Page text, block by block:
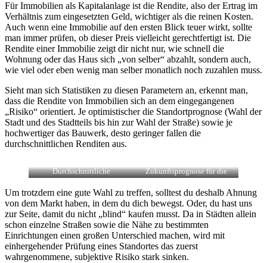
Für Immobilien als Kapitalanlage ist die Rendite, also der Ertrag im
Verhältnis zum eingesetzten Geld, wichtiger als die reinen Kosten.
Auch wenn eine Immobilie auf den ersten Blick teuer wirkt, sollte
man immer prüfen, ob dieser Preis vielleicht gerechtfertigt ist. Die
Rendite einer Immobilie zeigt dir nicht nur, wie schnell die
Wohnung oder das Haus sich „von selber“ abzahlt, sondern auch,
wie viel oder eben wenig man selber monatlich noch zuzahlen muss.
Sieht man sich Statistiken zu diesen Parametern an, erkennt man,
dass die Rendite von Immobilien sich an dem eingegangenen
„Risiko“ orientiert. Je optimistischer die Standortprognose (Wahl der
Stadt und des Stadtteils bis hin zur Wahl der Straße) sowie je
hochwertiger das Bauwerk, desto geringer fallen die
durchschnittlichen Renditen aus.
Durchschnittliche
Quadratmeterpreise in
Deutschland. Quelle:
Immowelt.de
Zukunftsprognose für die
regionale Entwicklungen.
Quelle: Handelsblatt.com
Um trotzdem eine gute Wahl zu treffen, solltest du deshalb Ahnung
von dem Markt haben, in dem du dich bewegst. Oder, du hast uns
zur Seite, damit du nicht „blind“ kaufen musst. Da in Städten allein
schon einzelne Straßen sowie die Nähe zu bestimmten
Einrichtungen einen großen Unterschied machen, wird mit
einhergehender Prüfung eines Standortes das zuerst
wahrgenommene, subjektive Risiko stark sinken.